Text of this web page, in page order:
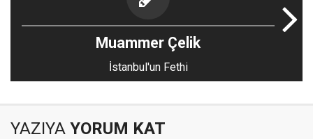
Muammer Çelik
İstanbul'un Fethi
YAZIYA YORUM KAT